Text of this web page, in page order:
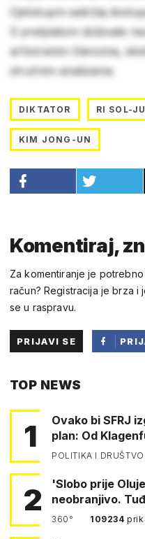
Cjelokupni sadržaj
S pretplatom dobivate
arhiviranim člancima,
stručnim analizama.
DIKTATOR RI SOL-JU
KIM JONG-UN
Komentiraj,
Za komentiranje je
račun? Registracija je brza i
se u raspravu.
PRIJAVI SE
TOP NEWS
1
Ovako bi SFRJ
plan: Od
POLITIKA I DRUŠTVO
2
'Slobo prije
neobranjivo.
360° 109234